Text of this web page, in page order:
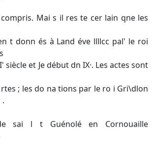
Mai s il res te cer lain qne les
t donn és à Land éve llllcc pal' le roi
siècle et Je début dn IX·. Les actes sont
; les do na tions par le ro i Gri\dlon
sai l t Guénolé en Cornouaille